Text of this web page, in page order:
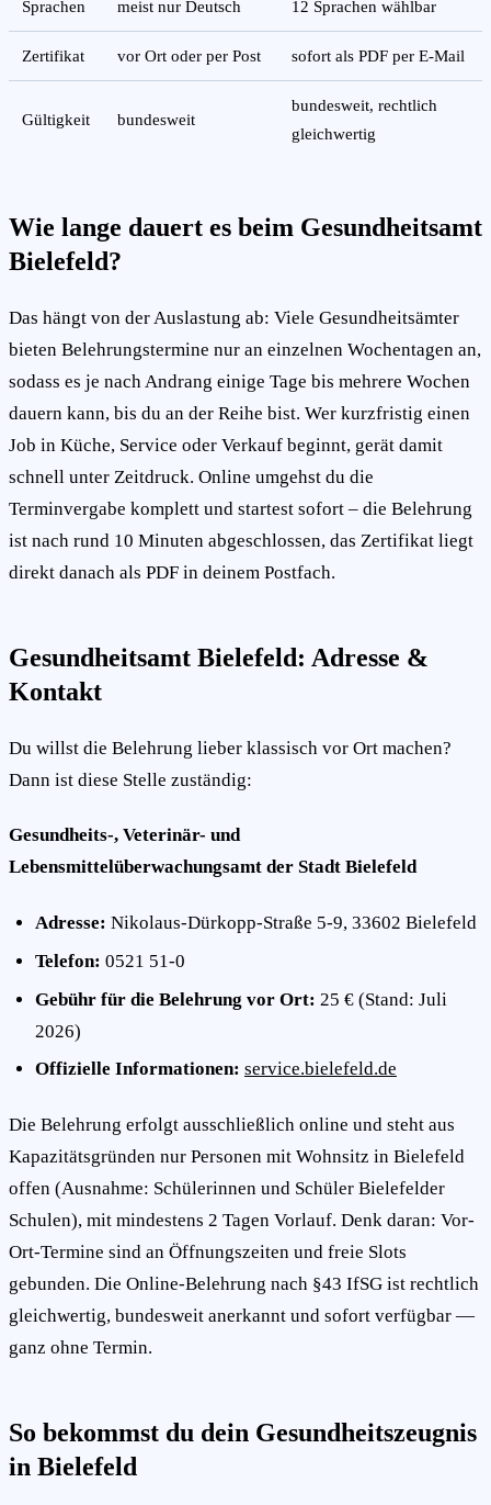
Sprachen meist nur Deutsch 12 Sprachen wählbar
Zertifikat vor Ort oder per Post sofort als PDF per E-Mail
Gültigkeit bundesweit
bundesweit, rechtlich
gleichwertig
Wie lange dauert es beim Gesundheitsamt
Bielefeld?
Das hängt von der Auslastung ab: Viele Gesundheitsämter
bieten Belehrungstermine nur an einzelnen Wochentagen an,
sodass es je nach Andrang einige Tage bis mehrere Wochen
dauern kann, bis du an der Reihe bist. Wer kurzfristig einen
Job in Küche, Service oder Verkauf beginnt, gerät damit
schnell unter Zeitdruck. Online umgehst du die
Terminvergabe komplett und startest sofort – die Belehrung
ist nach rund 10 Minuten abgeschlossen, das Zertifikat liegt
direkt danach als PDF in deinem Postfach.
Gesundheitsamt Bielefeld: Adresse &
Kontakt
Du willst die Belehrung lieber klassisch vor Ort machen?
Dann ist diese Stelle zuständig:
Gesundheits-, Veterinär- und
Lebensmittelüberwachungsamt der Stadt Bielefeld
Adresse: Nikolaus-Dürkopp-Straße 5-9, 33602 Bielefeld
Telefon: 0521 51-0
Gebühr für die Belehrung vor Ort: 25 € (Stand: Juli
2026)
Offizielle Informationen: service.bielefeld.de
Die Belehrung erfolgt ausschließlich online und steht aus
Kapazitätsgründen nur Personen mit Wohnsitz in Bielefeld
offen (Ausnahme: Schülerinnen und Schüler Bielefelder
Schulen), mit mindestens 2 Tagen Vorlauf. Denk daran: Vor-
Ort-Termine sind an Öffnungszeiten und freie Slots
gebunden. Die Online-Belehrung nach §43 IfSG ist rechtlich
gleichwertig, bundesweit anerkannt und sofort verfügbar —
ganz ohne Termin.
So bekommst du dein Gesundheitszeugnis
in Bielefeld